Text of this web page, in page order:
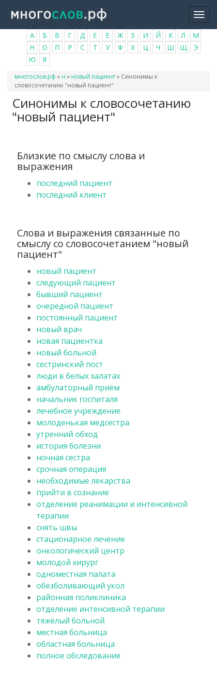
основному
содержанию
А Б В Г Д Е Ё Ж З И Й К Л
М
Н
О П Р С Т У Ф Х Ц Ч Ш Щ
Э
Ю
Я
Вы
здесь
многослов.рф » н » новый пациент» Синонимы к
словосочетанию "новый пациент"
Синонимы к словосочетанию
"новый пациент"
Близкие по смыслу слова и
выражения
последний пациент
последний клиент
Слова и выражения связанные по
смыслу со словосочетанием "новый
пациент"
новый пациент
следующий пациент
бывший пациент
очередной пациент
постоянный пациент
новый врач
новая пациентка
новый больной
сестринский пост
люди в белых халатах
амбулаторный приём
начальник госпиталя
лечебное учреждение
молоденькая медсестра
утренний обход
история болезни
ночная сестра
срочная операция
необходимые лекарства
прийти в сознание
отделение реанимации и интенсивной
терапии
снять швы
стационарное лечение
онкологический центр
молодой хирург
одноместная палата
обезболивающий укол
районная поликлиника
отделение интенсивной терапии
тяжёлый больной
местная больница
областная больница
полное обследование